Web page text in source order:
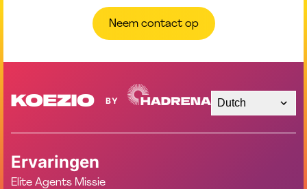
Neem contact op
Dutch
Ervaringen
Elite Agents Missie